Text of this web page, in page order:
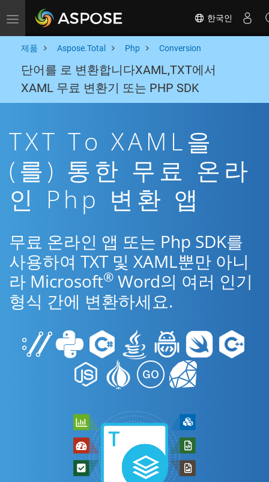
Toggle navigation 한국인
제품 Aspose.Total Php Conversion
단어를 로 변환합니다XAML,TXT에서
XAML 무료 변환기 또는 PHP SDK
TXT To XAML을
(를) 통한 무료 온라
인 Php 변환 앱
무료 온라인 앱 또는 Php SDK를
사용하여 TXT 및 XAML뿐만 아니
라 Microsoft® Word의 여러 인기
형식 간에 변환하세요.